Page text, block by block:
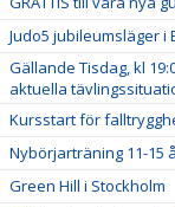
Judo5 jubileumsläger i
Gällande Tisdag, kl
aktuella
Kursstart för
Nybörjarträning 11-15
Green Hill i Stockholm